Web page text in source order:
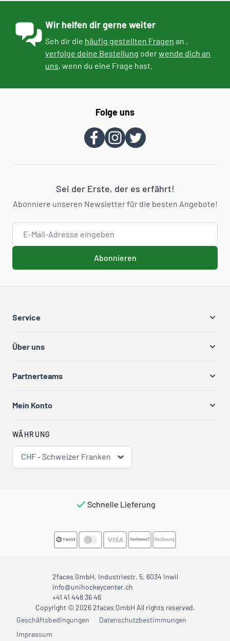
Wir helfen dir gerne weiter
Seh dir die häufig gestellten Fragen an ,
verfolge deine Bestellung oderwende dich an
uns, wenn du eine Frage hast.
Folge uns
Sei der Erste, der es erfährt!
Abonniere unseren Newsletter für die besten Angebote!
E-Mail-Adresse
Abonnieren
Service
Über uns
Partnerteams
Mein Konto
WÄHRUNG
CHF - Schweizer Franken
Schnelle Lieferung
2faces GmbH, Industriestr. 5, 6034 Inwil
info@unihockeycenter.ch
+41 41 448 36 46
Copyright © 2026 2faces GmbH All rights reserved.
Geschäftsbedingungen
Datenschutzbestimmungen
Impressum